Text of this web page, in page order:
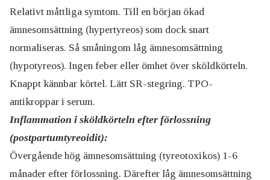
Relativt måttliga symtom. Till en början ökad
ämnesomsättning (hypertyreos) som dock snart
normaliseras. Så småningom låg ämnesomsättning
(hypotyreos). Ingen feber eller ömhet över sköldkörteln.
Knappt kännbar körtel. Lätt SR-stegring. TPO-
antikroppar i serum.
Inflammation i sköldkörteln efter förlossning
(postpartumtyreoidit):
Övergående hög ämnesomsättning (tyreotoxikos) 1-6
månader efter förlossning. Därefter låg ämnesomsättning